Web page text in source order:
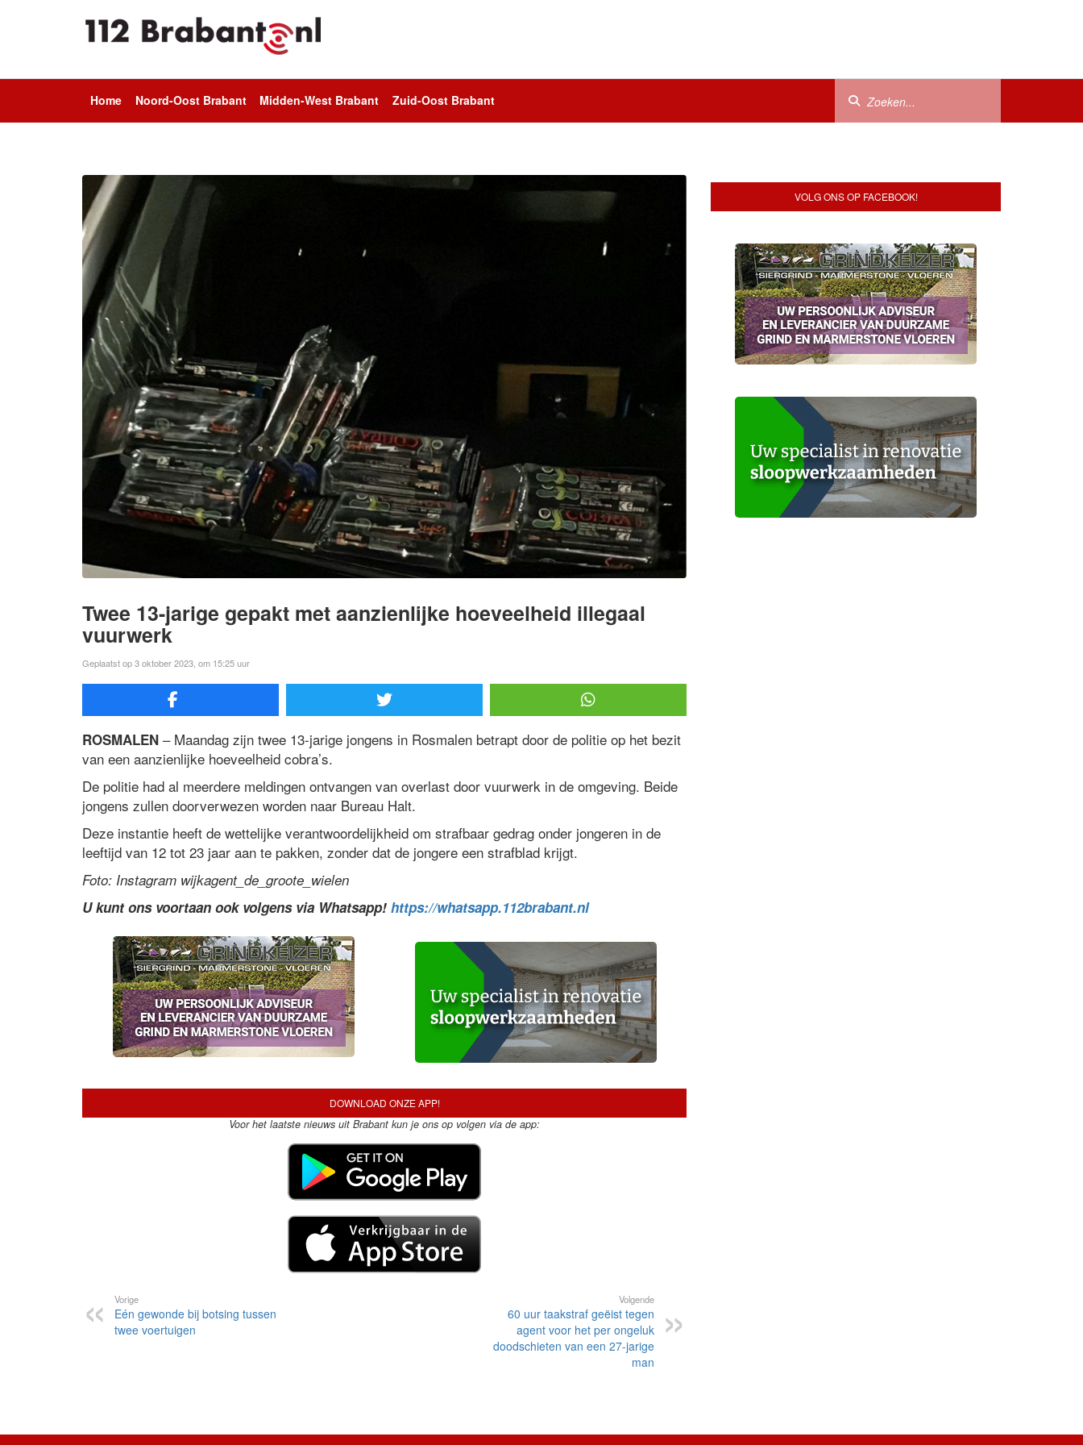
Home Noord-Oost Brabant Midden-West Brabant Zuid-Oost Brabant
Twee 13-jarige gepakt met aanzienlijke hoeveelheid illegaal
vuurwerk
Geplaatst op 3 oktober 2023, om 15:25 uur
ROSMALEN – Maandag zijn twee 13-jarige jongens in Rosmalen betrapt door de politie op het bezit
van een aanzienlijke hoeveelheid cobra’s.
De politie had al meerdere meldingen ontvangen van overlast door vuurwerk in de omgeving. Beide
jongens zullen doorverwezen worden naar Bureau Halt.
Deze instantie heeft de wettelijke verantwoordelijkheid om strafbaar gedrag onder jongeren in de
leeftijd van 12 tot 23 jaar aan te pakken, zonder dat de jongere een strafblad krijgt.
Foto: Instagram wijkagent_de_groote_wielen
U kunt ons voortaan ook volgens via Whatsapp! https://whatsapp.112brabant.nl
DOWNLOAD ONZE APP!
Voor het laatste nieuws uit Brabant kun je ons op volgen via de app:
Vorige
Eén gewonde bij botsing tussen
twee voertuigen
Volgende
60 uur taakstraf geëist tegen
agent voor het per ongeluk
doodschieten van een 27-jarige
man
VOLG ONS OP FACEBOOK!